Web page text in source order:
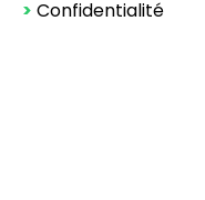
> Confidentialité